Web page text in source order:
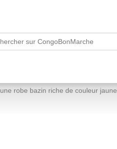
une robe bazin riche de couleur jaune